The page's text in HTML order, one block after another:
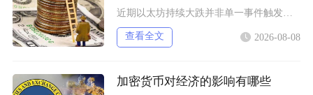
查看全文 2026-08-08
加密货币对经济的影响有哪些